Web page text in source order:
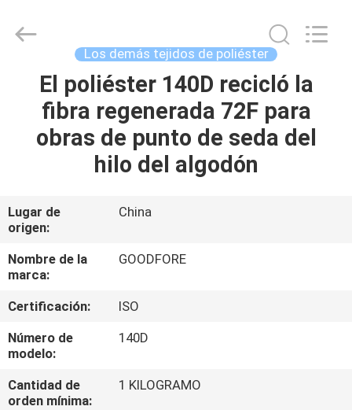
CASA
PRODUCTOS
LOS
VÍDEOS
SOBRE
NOSOTROS
RECORRIDO
POR
Machinery
Co.,Ltd.
Los demás tejidos de poliéster
El poliéster 140D recicló la
fibra regenerada 72F para
obras de punto de seda del
hilo del algodón
Lugar de
origen:
China
Nombre de la
marca:
GOODFORE
Certificación:
ISO
Número de
modelo:
140D
Cantidad de
orden mínima:
1 KILOGRAMO